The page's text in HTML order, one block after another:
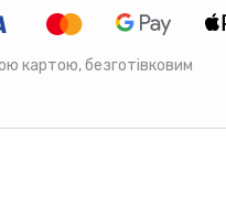
картою, безготівковим